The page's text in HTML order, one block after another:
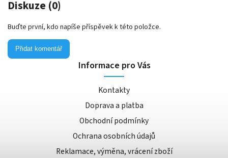
Diskuze (0)
Buďte první, kdo napíše příspěvek k této položce.
Přidat komentář
Informace pro Vás
Kontakty
Doprava a platba
Obchodní podmínky
Ochrana osobních údajů
Reklamace, výměna, vrácení zboží